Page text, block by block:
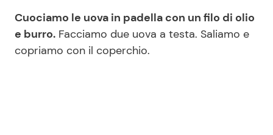
Cuociamo le uova in padella con un filo di olio
e burro. Facciamo due uova a testa. Saliamo e
copriamo con il coperchio.